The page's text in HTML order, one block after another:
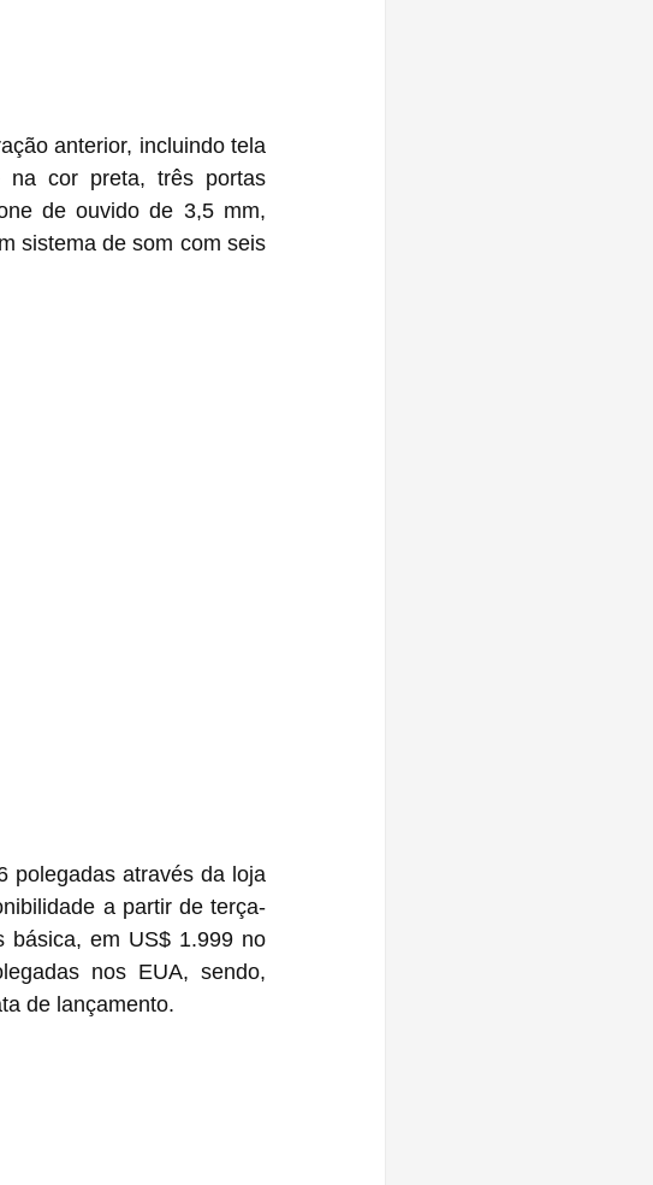
anterior, incluindo tela
na cor preta, três portas
de ouvido de 3,5 mm,
sistema de som com seis
polegadas através da loja
a partir de terça-
básica, em US$ 1.999 no
nos EUA, sendo,
de lançamento.